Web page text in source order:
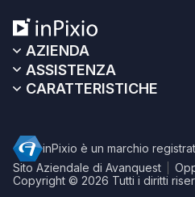
AZIENDA
ASSISTENZA
CARATTERISTICHE
inPixio è un marchio
Sito Aziendale di Avanquest
Copyright © 2026 Tutti i diritti